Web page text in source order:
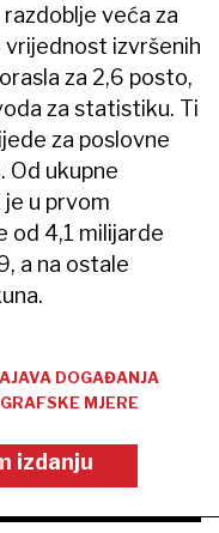
veća za
izvršenih
za 2,6 posto,
za statistiku. Ti
za poslovne
Od ukupne
u prvom
od 4,1 milijarde
a na ostale
DOGAĐANJA
MJERE
izdanju